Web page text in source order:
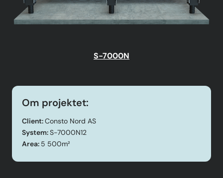
S-7000N
Om projektet:
Client:Consto Nord AS
System:S-7000N12
Area: 5 500m²